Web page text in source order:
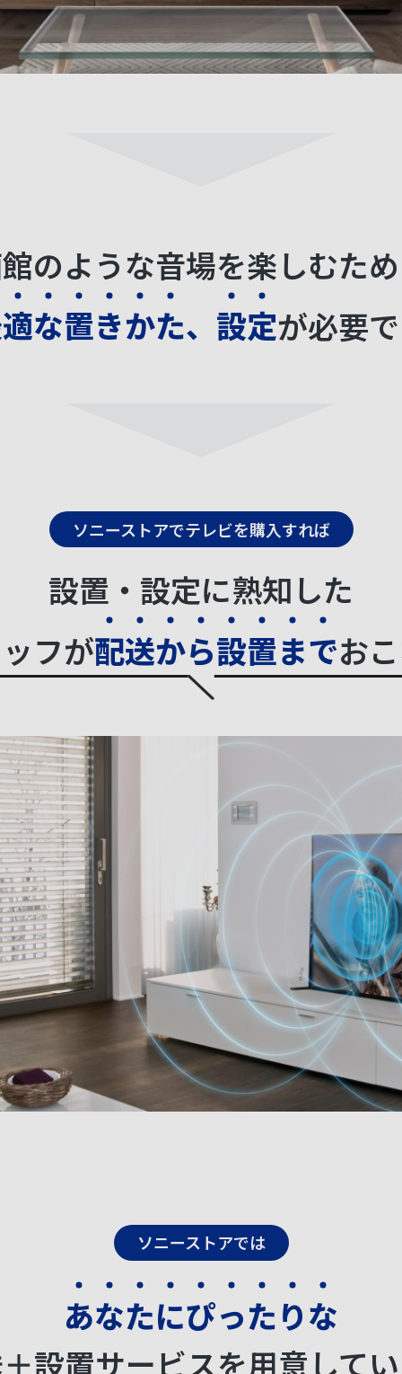
のような音場を楽しむた
適な置きかた、 設定が必要
ソニーストアでテレビを購入すれば
設置・設定に熟知した
フが配送から設置までお
ソニーストアでは
あなたにぴったりな
設置サービスを用意して